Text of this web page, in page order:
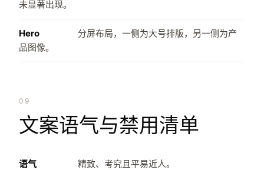
未显著出现。
Hero
分屏布局，一侧为大号排版，另一侧为产
品图像。
09
文案语气与禁用清单
语气 精致、考究且平易近人。